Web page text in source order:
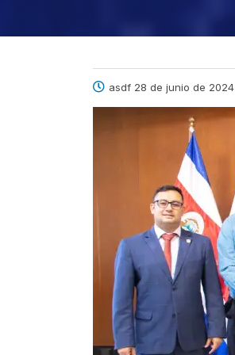
asdf 28 de junio de 2024